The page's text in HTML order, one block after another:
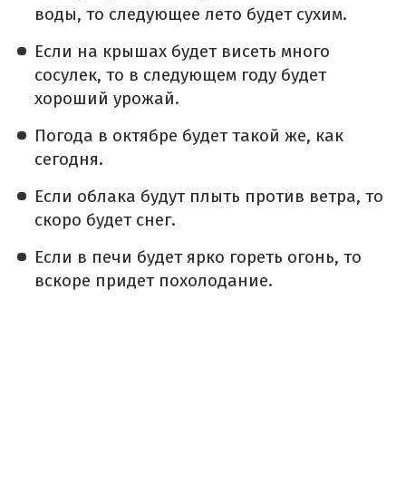
воды, то следующее лето будет сухим.
Если на крышах будет висеть много
сосулек, то в следующем году будет
хороший урожай.
Погода в октябре будет такой же, как
сегодня.
Если облака будут плыть против ветра, то
скоро будет снег.
Если в печи будет ярко гореть огонь, то
вскоре придет похолодание.